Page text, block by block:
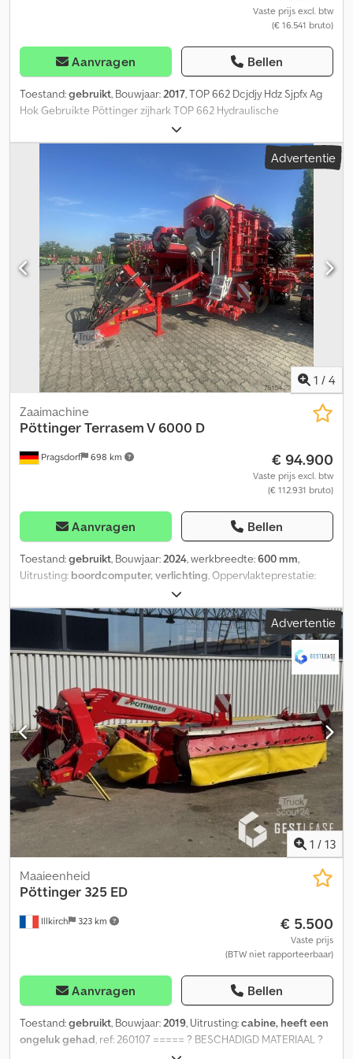
Vaste prijs excl. btw
(€ 16.541 bruto)
Aanvragen Bellen
Toestand:gebruikt, Bouwjaar:2017, TOP 662 Dcjdjy Hdz Sjpfx Ag
Hok Gebruikte Pöttinger zijhark TOP 662 Hydraulische
opklapfunctie Achteraanbouw 2 rotorharken Werkbreedte 7,3 m
Aftakas Bandenmaat 380/55-17 Naloopbesturing Onderstel
Verlichtingsinstallatie met waarschuwingsborden Mechanische
Advertentie
1 / 4
Pragsdorf 698 km
Zaaimachine
PöttingerTerrasem V 6000 D
€ 94.900
Vaste prijs excl. btw
(€ 112.931 bruto)
Aanvragen Bellen
Toestand:gebruikt, Bouwjaar: 2024, werkbreedte:600 mm,
Uitrusting: boordcomputer, verlichting , Oppervlakteprestatie:
1800, beladingsniveau, rijgangschakeling, hydraulische klappen,
pneumatisch, spoor-aanstrijker, spoorlosmaker,
voorloopmarkeerder_____Chassis, hydraulisch opklapbaar,
spoorlosmaker, bandenpackerwals, schijvengroep, UL aanbouw,
DL rem, voorasmarkeerder, steunwielen, opslaglocatie: klant
Djdpfx Aezh R Iljg Hock
Advertentie
1 / 13
Illkirch 323 km
Maaieenheid
Pöttinger 325 ED
€ 5.500
Vaste prijs
(BTW niet rapporteerbaar)
Aanvragen Bellen
Toestand:gebruikt, Bouwjaar:2019, Uitrusting:cabine, heeft een
ongeluk gehad, ref: 260107 ===== ? BESCHADIGD MATERIAAL ?
DAMAGED EQUIPMENT ? UNFALL MATERIAL ? Dcodpfx Aszaf U Ejg